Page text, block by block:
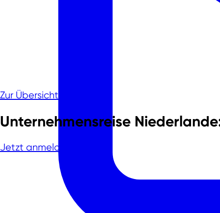
Zur Übersicht
Unternehmensreise
Jetzt anmelden!